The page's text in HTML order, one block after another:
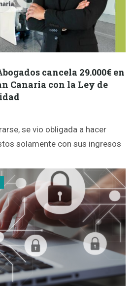
cancela 29.000€ en
Canaria con la Ley de
se vio obligada a hacer
solamente con sus ingresos